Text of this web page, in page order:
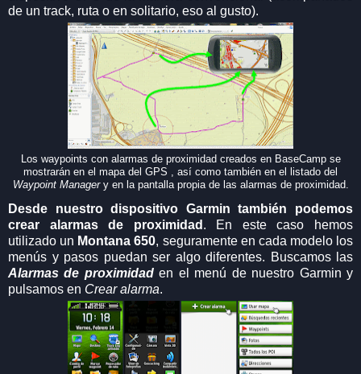
de un track, ruta o en solitario, eso al gusto).
Los waypoints con alarmas de proximidad creados en BaseCamp se
mostrarán en el mapa del GPS , así como también en el listado del
Waypoint Managery en la pantalla propia de las alarmas de proximidad.
Desde nuestro dispositivo Garmin también podemos
crear alarmas de proximidad . En este caso hemos
utilizado un Montana 650, seguramente en cada modelo los
menús y pasos puedan ser algo diferentes. Buscamos las
Alarmas de proximidaden el menú de nuestro Garmin y
pulsamos en Crear alarma.